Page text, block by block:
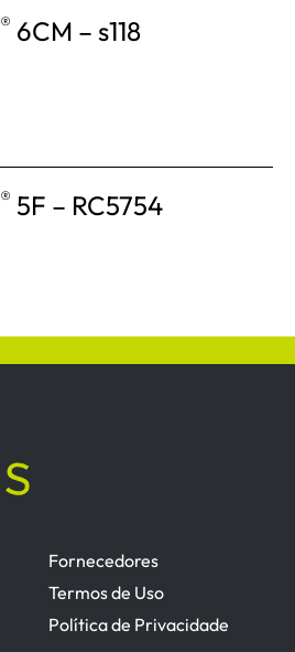
® 6CM – s118
® 5F – RC5754
Fornecedores
Termos de Uso
Política de Privacidade